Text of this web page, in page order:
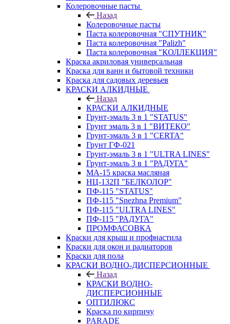
Колеровочные пасты
Назад
Колеровочные пасты
Паста колеровочная "СПУТНИК"
Паста колеровочная "Palizh"
Паста колеровочная "КОЛЛЕКЦИЯ"
Краска акриловая универсальная
Краска для ванн и бытовой техники
Краска для садовых деревьев
КРАСКИ АЛКИДНЫЕ
Назад
КРАСКИ АЛКИДНЫЕ
Грунт-эмаль 3 в 1 "STATUS"
Грунт эмаль 3 в 1 "ВИТЕКО"
Грунт-эмаль 3 в 1 "CERTA"
Грунт ГФ-021
Грунт-эмаль 3 в 1 "ULTRA LINES"
Грунт-эмаль 3 в 1 "РАДУГА"
МА-15 краска масляная
НЦ-132П "БЕЛКОЛОР"
ПФ-115 "STATUS"
ПФ-115 "Snezhna Premium"
ПФ-115 "ULTRA LINES"
ПФ-115 "РАДУГА"
ПРОМФАСОВКА
Краски для крыш и профнастила
Краски для окон и радиаторов
Краски для пола
КРАСКИ ВОДНО-ДИСПЕРСИОННЫЕ
Назад
КРАСКИ ВОДНО-
ДИСПЕРСИОННЫЕ
ОПТИЛЮКС
Краска по кирпичу
PARADE